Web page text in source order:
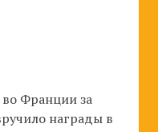
Франции за
награды в